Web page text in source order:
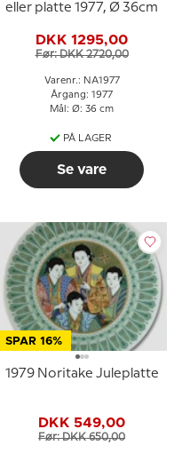
eller platte 1977, Ø 36cm
DKK 1295,00
Før: DKK 2720,00
Varenr.: NA1977
Årgang: 1977
Mål: Ø: 36 cm
PÅ LAGER
Se vare
SPAR 16%
1979 Noritake Juleplatte
DKK 549,00
Før: DKK 650,00